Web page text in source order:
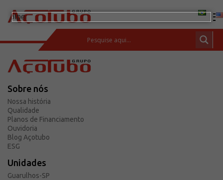
(11) 2413-2000
Tubos de aço carbono
Barras de Aço Carbono
Conexões e flanges
Soluções integradas
Sobre nós
Nossa história
Qualidade
Planos de Financiamento
Ouvidoria
Blog Açotubo
ESG
Unidades
Guarulhos-SP